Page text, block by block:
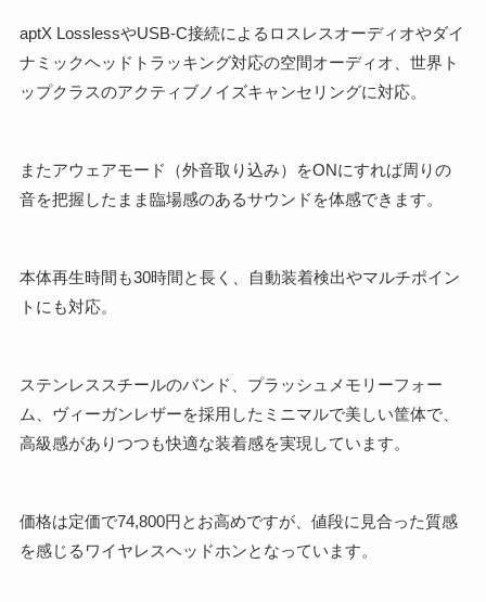
aptX LosslessやUSB-C接続によるロスレスオーディオやダイ
ナミックヘッドトラッキング対応の空間オーディオ、世界ト
ップクラスのアクティブノイズキャンセリングに対応。
またアウェアモード（外音取り込み）をONにすれば周りの
音を把握したまま臨場感のあるサウンドを体感できます。
本体再生時間も30時間と長く、自動装着検出やマルチポイン
トにも対応。
ステンレススチールのバンド、プラッシュメモリーフォー
ム、ヴィーガンレザーを採用したミニマルで美しい筐体で、
高級感がありつつも快適な装着感を実現しています。
価格は定価で74,800円とお高めですが、値段に見合った質感
を感じるワイヤレスヘッドホンとなっています。